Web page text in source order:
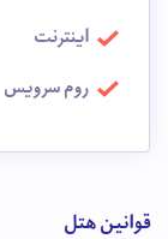
اینترنت
روم سرویس
قوانین هتل